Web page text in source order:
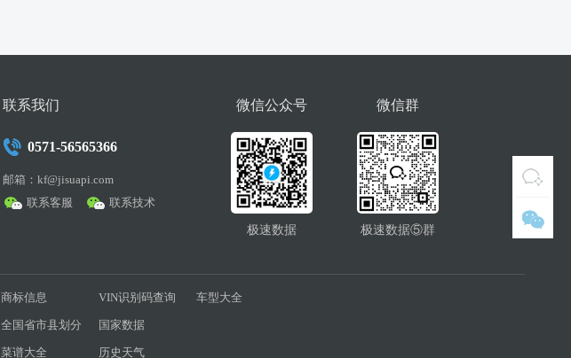
联系我们
0571-56565366
邮箱：kf@jisuapi.com
联系客服
联系技术
微信公众号
极速数据
微信群
极速数据⑤群
商标信息 VIN识别码查询 车型大全
全国省市县划分 国家数据
菜谱大全 历史天气